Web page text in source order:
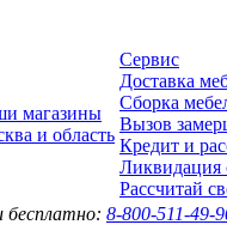
магазины
и область
Сервис
Доставка
Сборка
Вызов
Кредит и
Ликвидация
Рассчитай
бесплатно: 8-800-511-49-